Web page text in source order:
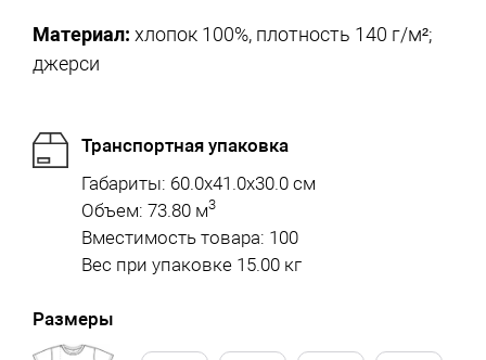
Материал: хлопок 100%, плотность 140 г/м²;
джерси
Транспортная упаковка
Габариты: 60.0x41.0x30.0 см
Объем: 73.80 м3
Вместимость товара: 100
Вес при упаковке 15.00 кг
Размеры